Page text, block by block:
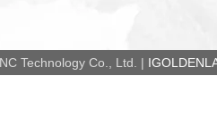
Technology Co., Ltd. |